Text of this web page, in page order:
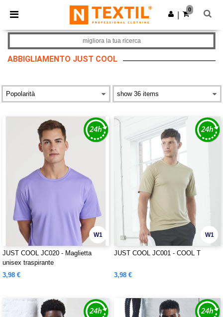
× App Ntextil
Prezzi migliori sull'app!
Scarica app
0
ABBIGLIAMENTO JUST COOL
migliora la tua ricerca
W1
JUST COOL JC020 - Maglietta
unisex traspirante
3,98 €
W1
JUST COOL JC001 - COOL T
3,98 €